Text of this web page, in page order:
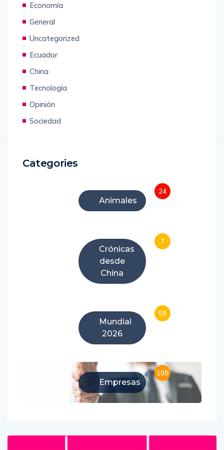
Economía
General
Uncategorized
Ecuador
China
Tecnología
Opinión
Sociedad
Categories
Animales
24
Crónicas
desde
China
7
Mundial
2026
59
Empresas
109